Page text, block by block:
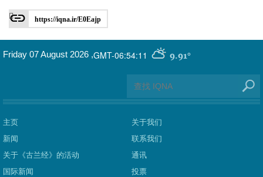
https://iqna.ir/E0Eajp
GMT-06:54:11 9.91°
Friday 07 August 2026 ,
主页
新闻
关于《古兰经》的活动
国际新闻
关于我们
联系我们
通讯
投票